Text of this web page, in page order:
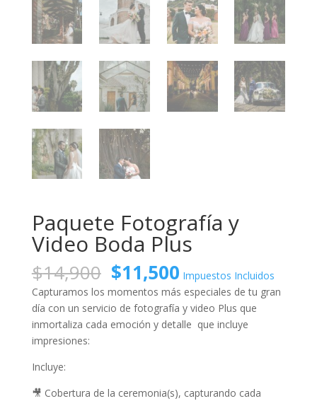
Paquete Fotografía y
Video Boda Plus
$14,900 Original
price
was:
$14,900.
$11,500Current
price
is:
$11,500.
Impuestos Incluidos
Capturamos los momentos más especiales de tu gran
día con un servicio de fotografía y video Plus que
inmortaliza cada emoción y detalle que incluye
impresiones:
Incluye:
🎥 Cobertura de la ceremonia(s), capturando cada